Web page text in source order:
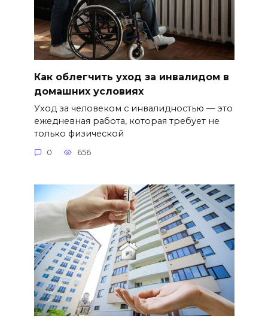
Как облегчить уход за инвалидом в
домашних условиях
Уход за человеком с инвалидностью — это
ежедневная работа, которая требует не
только физической
0 656